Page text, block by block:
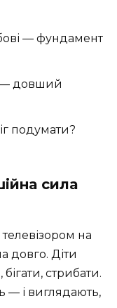
— фундамент
— довший
подумати?
сила
на
довго. Діти
стрибати.
— і виглядають,